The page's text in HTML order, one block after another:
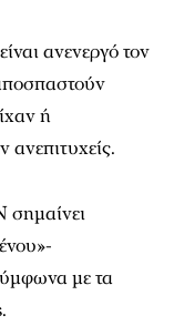
ανενεργό τον
ή
με τα